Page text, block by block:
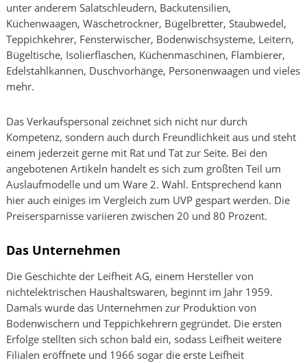
unter anderem Salatschleudern, Backutensilien,
Küchenwaagen, Wäschetrockner, Bügelbretter, Staubwedel,
Teppichkehrer, Fensterwischer, Bodenwischsysteme, Leitern,
Bügeltische, Isolierflaschen, Küchenmaschinen, Flambierer,
Edelstahlkannen, Duschvorhänge, Personenwaagen und vieles
mehr.
Das Verkaufspersonal zeichnet sich nicht nur durch
Kompetenz, sondern auch durch Freundlichkeit aus und steht
einem jederzeit gerne mit Rat und Tat zur Seite. Bei den
angebotenen Artikeln handelt es sich zum größten Teil um
Auslaufmodelle und um Ware 2. Wahl. Entsprechend kann
hier auch einiges im Vergleich zum UVP gespart werden. Die
Preisersparnisse variieren zwischen 20 und 80 Prozent.
Das Unternehmen
Die Geschichte der Leifheit AG, einem Hersteller von
nichtelektrischen Haushaltswaren, beginnt im Jahr 1959.
Damals wurde das Unternehmen zur Produktion von
Bodenwischern und Teppichkehrern gegründet. Die ersten
Erfolge stellten sich schon bald ein, sodass Leifheit weitere
Filialen eröffnete und 1966 sogar die erste Leifheit